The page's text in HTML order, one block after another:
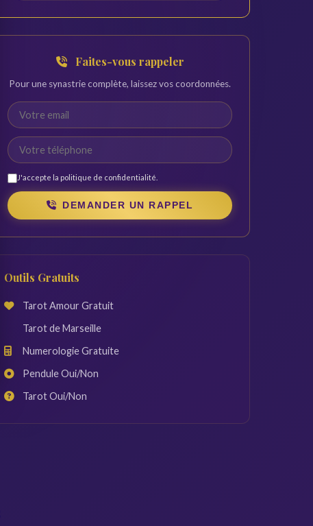
Faites-vous rappeler
Pour une synastrie complète, laissez vos coordonnées.
J'accepte la politique de confidentialité
DEMANDER UN RAPPEL
Outils Gratuits
Tarot Amour Gratuit
Tarot de Marseille
Numerologie Gratuite
Pendule Oui/Non
Tarot Oui/Non